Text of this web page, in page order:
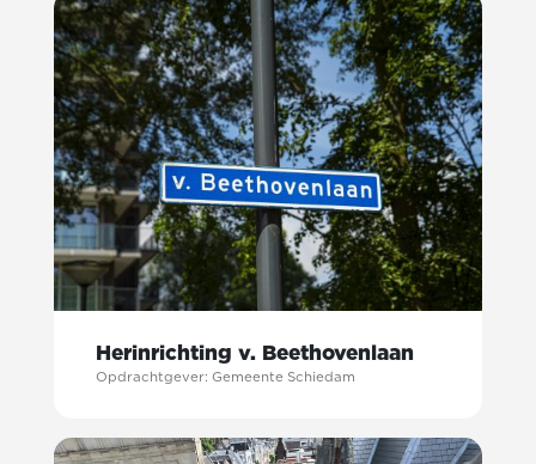
Herinrichting v. Beethovenlaan
Opdrachtgever: Gemeente Schiedam